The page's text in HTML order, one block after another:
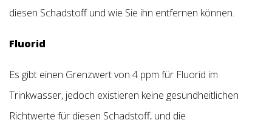
diesen Schadstoff und wie Sie ihn entfernen können.
Fluorid
Es gibt einen Grenzwert von 4 ppm für Fluorid im
Trinkwasser, jedoch existieren keine gesundheitlichen
Richtwerte für diesen Schadstoff, und die